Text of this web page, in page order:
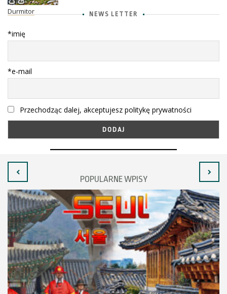
Durmitor NEWS LETTER
*imię
*e-mail
Przechodząc dalej, akceptujesz politykę prywatności
POPULARNE WPISY